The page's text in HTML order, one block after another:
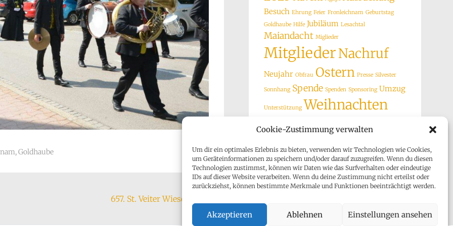
Cookie-Zustimmung verwalten
Um dir ein optimales Erlebnis zu bieten, verwenden wir Technologien wie Cookies,
um Geräteinformationen zu speichern und/oder darauf zuzugreifen. Wenn du diesen
Technologien zustimmst, können wir Daten wie das Surfverhalten oder eindeutige
IDs auf dieser Website verarbeiten. Wenn du deine Zustimmung nicht erteilst oder
zurückziehst, können bestimmte Merkmale und Funktionen beeinträchtigt werden.
Akzeptieren Ablehnen Einstellungen ansehen
, Goldhaube
657. St. Veiter Wiesenmarkt
Besuch Ehrung Feier Fronleichnam Geburtstag
Goldhaube Hilfe Jubiläum Lesachtal
Maiandacht Miglieder
MitgliederNachruf
Neujahr Obfrau Ostern Presse Silvester
Sonnhang Spende Spenden Sponsoring Umzug
Unterstützung Weihnachten
Wiesenmarkt